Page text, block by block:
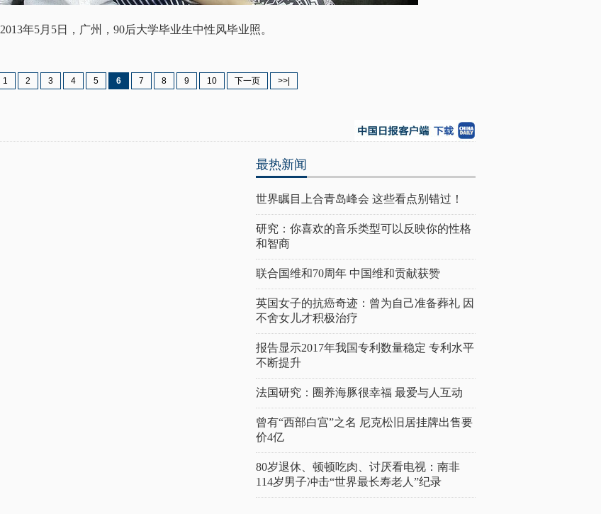
2013年5月5日，广州，90后大学毕业生中性风毕业照。
1 2 3 4 5 6 7 8 9 10 下一页 >>|
最热新闻
世界瞩目上合青岛峰会 这些看点别错过！
研究：你喜欢的音乐类型可以反映你的性格
和智商
联合国维和70周年 中国维和贡献获赞
英国女子的抗癌奇迹：曾为自己准备葬礼 因
不舍女儿才积极治疗
报告显示2017年我国专利数量稳定 专利水平
不断提升
法国研究：圈养海豚很幸福 最爱与人互动
曾有“西部白宫”之名 尼克松旧居挂牌出售要
价4亿
80岁退休、顿顿吃肉、讨厌看电视：南非
114岁男子冲击“世界最长寿老人”纪录